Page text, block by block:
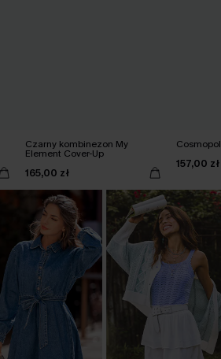
Czarny kombinezon My
Element Cover-Up
165,00 zł
157,00 zł